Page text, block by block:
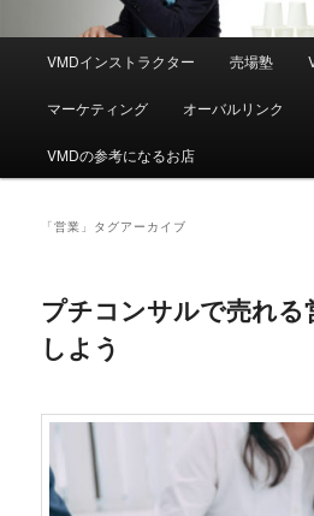
ュ
VMDインストラクター 売場塾
マーケティング オーバルリンク
VMDの参考になるお店
「営業 」タグアーカイブ
プチコンサルで売れる
しよう